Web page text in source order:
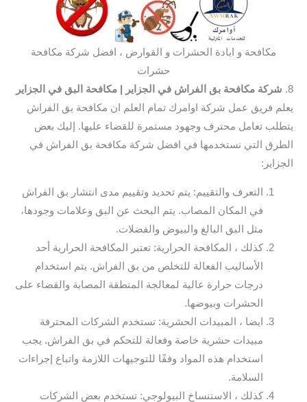
مكافحة و ابادة الحشرات و القوارض ، افضل شركة مكافحة
حشرات
8. شركة مكافحة بق الفراش في الجزاير
| مكافحة البق في الجزاير
يعلم فريق عمل شركة اوامرك تمام العلم ان مكافحة بق الفراش
يتطلب تعامل محترف وجهود مستمرة للقضاء عليها. إليك بعض
الطرق التي نستخدمها في افضل شركة مكافحة بق الفراش في
الجزاير:
التعرف والتقييم: يتم تحديد وتقييم مدى انتشار بق الفراش
في المكان المصاب. يتم البحث عن البق وعلامات وجودها،
مثل البق البالغ والبيوض والفضلات.
كذلك ، المكافحة الحرارية: تعتبر المكافحة الحرارية أحد
الأساليب الفعالة للتخلص من بق الفراش. يتم استخدام
درجات حرارة عالية لمعالجة المنطقة المصابة والقضاء على
الحشرات وبيوضها.
ايضا ، المبيدات الحشرية: تستخدم الشركات المحترفة
مبيدات حشرية خاصة وفعالة للتحكم في بق الفراش. يجب
استخدام هذه المواد وفقًا للتوجيهات اللازمة واتباع إجراءات
السلامة.
كذلك ، الاستنساخ البيولوجي: تستخدم بعض الشركات